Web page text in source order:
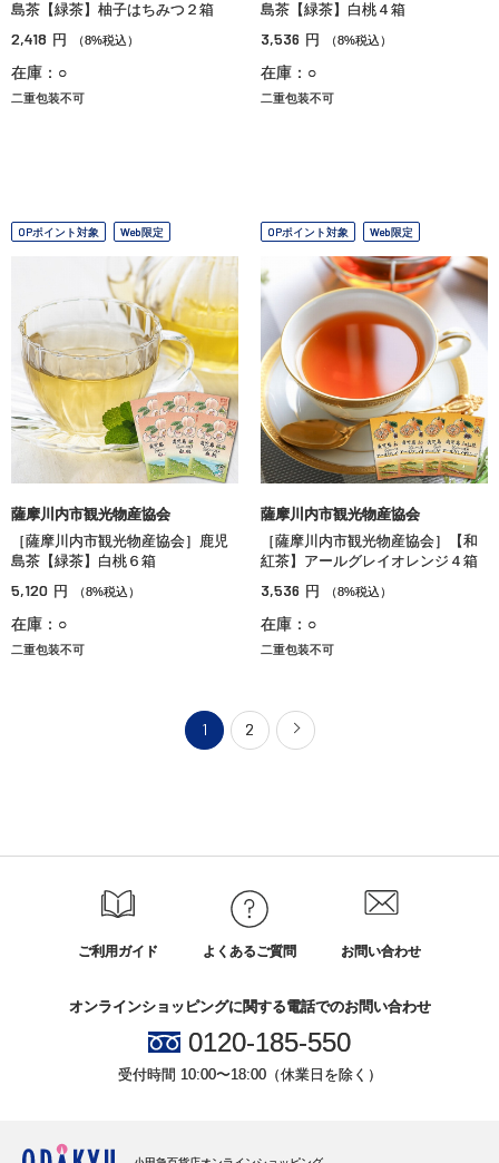
島茶【緑茶】柚子はちみつ２箱
2,418 円 （8%税込）
在庫：○
二重包装不可
島茶【緑茶】白桃４箱
3,536 円 （8%税込）
在庫：○
二重包装不可
OPポイント対象 Web限定
薩摩川内市観光物産協会
［薩摩川内市観光物産協会］鹿児
島茶【緑茶】白桃６箱
5,120 円 （8%税込）
在庫：○
二重包装不可
OPポイント対象 Web限定
薩摩川内市観光物産協会
［薩摩川内市観光物産協会］【和
紅茶】アールグレイオレンジ４箱
3,536 円 （8%税込）
在庫：○
二重包装不可
1 2
ご利用ガイド よくあるご質問 お問い合わせ
オンラインショッピングに関する電話でのお問い合わせ
0120-185-550
受付時間 10:00〜18:00（休業日を除く）